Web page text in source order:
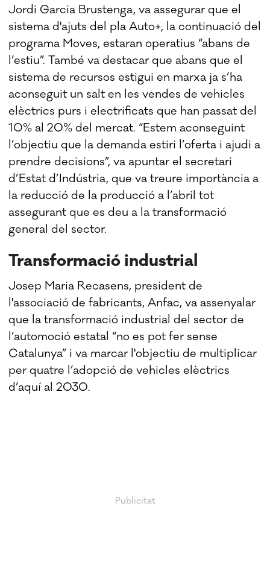
Jordi Garcia Brustenga, va assegurar que el
sistema d'ajuts del pla Auto+, la continuació del
programa Moves, estaran operatius “abans de
l’estiu”. També va destacar que abans que el
sistema de recursos estigui en marxa ja s’ha
aconseguit un salt en les vendes de vehicles
elèctrics purs i electrificats que han passat del
10% al 20% del mercat. “Estem aconseguint
l’objectiu que la demanda estiri l’oferta i ajudi a
prendre decisions”, va apuntar el secretari
d’Estat d’Indústria, que va treure importància a
la reducció de la producció a l’abril tot
assegurant que es deu a la transformació
general del sector.
Transformació industrial
Josep Maria Recasens, president de
l'associació de fabricants, Anfac, va assenyalar
que la transformació industrial del sector de
l’automoció estatal “no es pot fer sense
Catalunya” i va marcar l'objectiu de multiplicar
per quatre l’adopció de vehicles elèctrics
d’aquí al 2030.